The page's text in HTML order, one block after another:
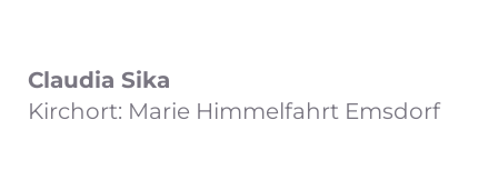
Claudia Sika
Kirchort: Marie Himmelfahrt Emsdorf